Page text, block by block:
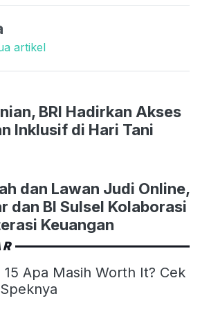
artikel
BRI Hadirkan Akses
Inklusif di Hari Tani
dan Lawan Judi Online,
dan BI Sulsel Kolaborasi
Keuangan
15 Apa Masih Worth It? Cek